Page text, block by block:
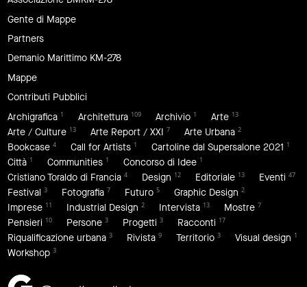
Gente di Mappe
Partners
Demanio Marittimo KM-278
Mappe
Contributi Pubblici
Archigrafica 1 Architettura 109 Archivio 1 Arte 13
Arte / Culture 13 Arte Report / XXI 7 Arte Urbana 2
Bookcase 4 Call for Artists 1 Cartoline dal Supersalone 2021 1
Città 1 Communities 1 Concorso di Idee 1
Cristiano Toraldo di Francia 4 Design 12 Editoriale 13 Eventi 47
Festival 3 Fotografia 7 Futuro 5 Graphic Design 2
Imprese 11 Industrial Design 2 Intervista 13 Mostre 7
Pensieri 10 Persone 3 Progetti 3 Racconti 17
Riqualificazione urbana 3 Rivista 9 Territorio 3 Visual design 1
Workshop 3